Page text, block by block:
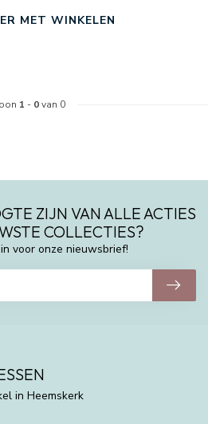
MET WINKELEN
1 - 0van 0
ZIJN VAN ALLE ACTIES
COLLECTIES?
voor onze nieuwsbrief!
in Heemskerk